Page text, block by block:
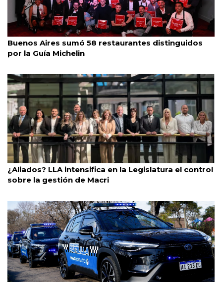
Caba 31/7/2026
Buenos Aires sumó 58 restaurantes distinguidos
por la Guía Michelin
Legislatura Porteña 30/7/2026
¿Aliados? LLA intensifica en la Legislatura el control
sobre la gestión de Macri